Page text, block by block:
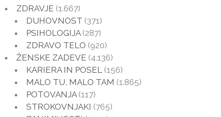
ZDRAVJE (1.667)
DUHOVNOST (371)
PSIHOLOGIJA(287)
ZDRAVO TELO (920)
ŽENSKE ZADEVE (4.136)
KARIERA IN POSEL (156)
MALO TU, MALO TAM (1.865)
POTOVANJA(117)
STROKOVNJAKI (765)